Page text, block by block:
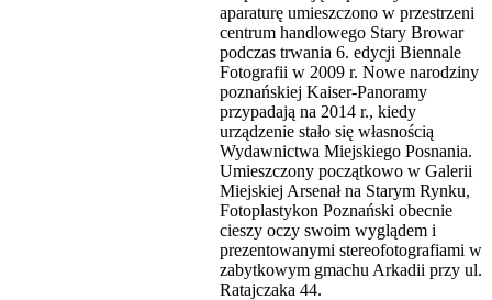
aparaturę umieszczono w przestrzeni
centrum handlowego Stary Browar
podczas trwania 6. edycji Biennale
Fotografii w 2009 r. Nowe narodziny
poznańskiej Kaiser-Panoramy
przypadają na 2014 r., kiedy
urządzenie stało się własnością
Wydawnictwa Miejskiego Posnania.
Umieszczony początkowo w Galerii
Miejskiej Arsenał na Starym Rynku,
Fotoplastykon Poznański obecnie
cieszy oczy swoim wyglądem i
prezentowanymi stereofotografiami w
zabytkowym gmachu Arkadii przy ul.
Ratajczaka 44.